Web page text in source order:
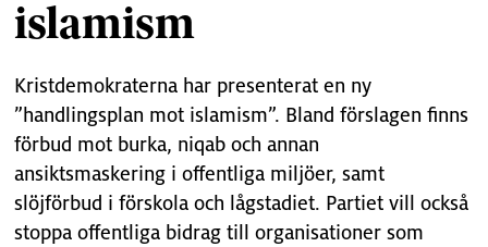
islamism
Kristdemokraterna har presenterat en ny
”handlingsplan mot islamism”. Bland förslagen finns
förbud mot burka, niqab och annan
ansiktsmaskering i offentliga miljöer, samt
slöjförbud i förskola och lågstadiet. Partiet vill också
stoppa offentliga bidrag till organisationer som